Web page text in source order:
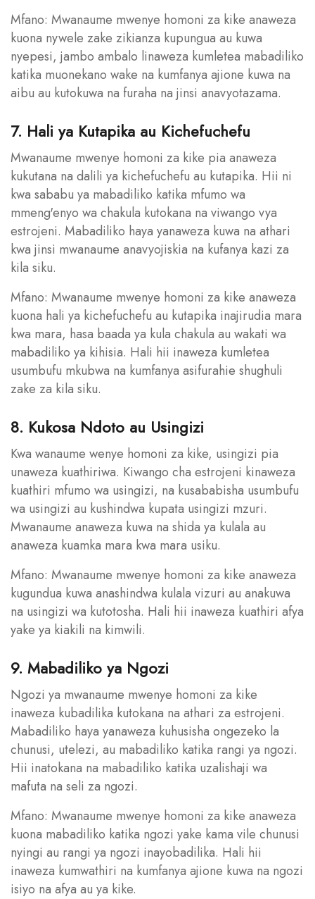
Mfano: Mwanaume mwenye homoni za kike anaweza
kuona nywele zake zikianza kupungua au kuwa
nyepesi, jambo ambalo linaweza kumletea mabadiliko
katika muonekano wake na kumfanya ajione kuwa na
aibu au kutokuwa na furaha na jinsi anavyotazama.
7. Hali ya Kutapika au Kichefuchefu
Mwanaume mwenye homoni za kike pia anaweza
kukutana na dalili ya kichefuchefu au kutapika. Hii ni
kwa sababu ya mabadiliko katika mfumo wa
mmeng'enyo wa chakula kutokana na viwango vya
estrojeni. Mabadiliko haya yanaweza kuwa na athari
kwa jinsi mwanaume anavyojiskia na kufanya kazi za
kila siku.
Mfano: Mwanaume mwenye homoni za kike anaweza
kuona hali ya kichefuchefu au kutapika inajirudia mara
kwa mara, hasa baada ya kula chakula au wakati wa
mabadiliko ya kihisia. Hali hii inaweza kumletea
usumbufu mkubwa na kumfanya asifurahie shughuli
zake za kila siku.
8. Kukosa Ndoto au Usingizi
Kwa wanaume wenye homoni za kike, usingizi pia
unaweza kuathiriwa. Kiwango cha estrojeni kinaweza
kuathiri mfumo wa usingizi, na kusababisha usumbufu
wa usingizi au kushindwa kupata usingizi mzuri.
Mwanaume anaweza kuwa na shida ya kulala au
anaweza kuamka mara kwa mara usiku.
Mfano: Mwanaume mwenye homoni za kike anaweza
kugundua kuwa anashindwa kulala vizuri au anakuwa
na usingizi wa kutotosha. Hali hii inaweza kuathiri afya
yake ya kiakili na kimwili.
9. Mabadiliko ya Ngozi
Ngozi ya mwanaume mwenye homoni za kike
inaweza kubadilika kutokana na athari za estrojeni.
Mabadiliko haya yanaweza kuhusisha ongezeko la
chunusi, utelezi, au mabadiliko katika rangi ya ngozi.
Hii inatokana na mabadiliko katika uzalishaji wa
mafuta na seli za ngozi.
Mfano: Mwanaume mwenye homoni za kike anaweza
kuona mabadiliko katika ngozi yake kama vile chunusi
nyingi au rangi ya ngozi inayobadilika. Hali hii
inaweza kumwathiri na kumfanya ajione kuwa na ngozi
isiyo na afya au ya kike.